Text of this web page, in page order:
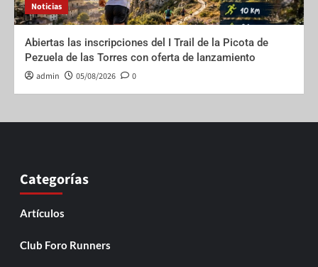
Noticias
Abiertas las inscripciones del I Trail de la Picota de
Pezuela de las Torres con oferta de lanzamiento
admin 05/08/2026 0
Categorías
Artículos
Club Foro Runners